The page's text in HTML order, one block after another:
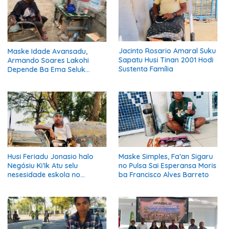
Maske Idade Avansadu,
Armando Soares Lakohi
Depende Ba Ema Seluk
Jacinto Rosario Amaral Suku
Sapatu Husi Tinan 2001 Hodi
Sustenta Família
Husi Feriadu Jonasio halo
Negósiu Ki’ik Atu selu
nesesidade eskola no
Maske Simples, Fa’an Sigaru
no Pulsa Sai Esperansa Moris
ba Francisco Alves Barreto